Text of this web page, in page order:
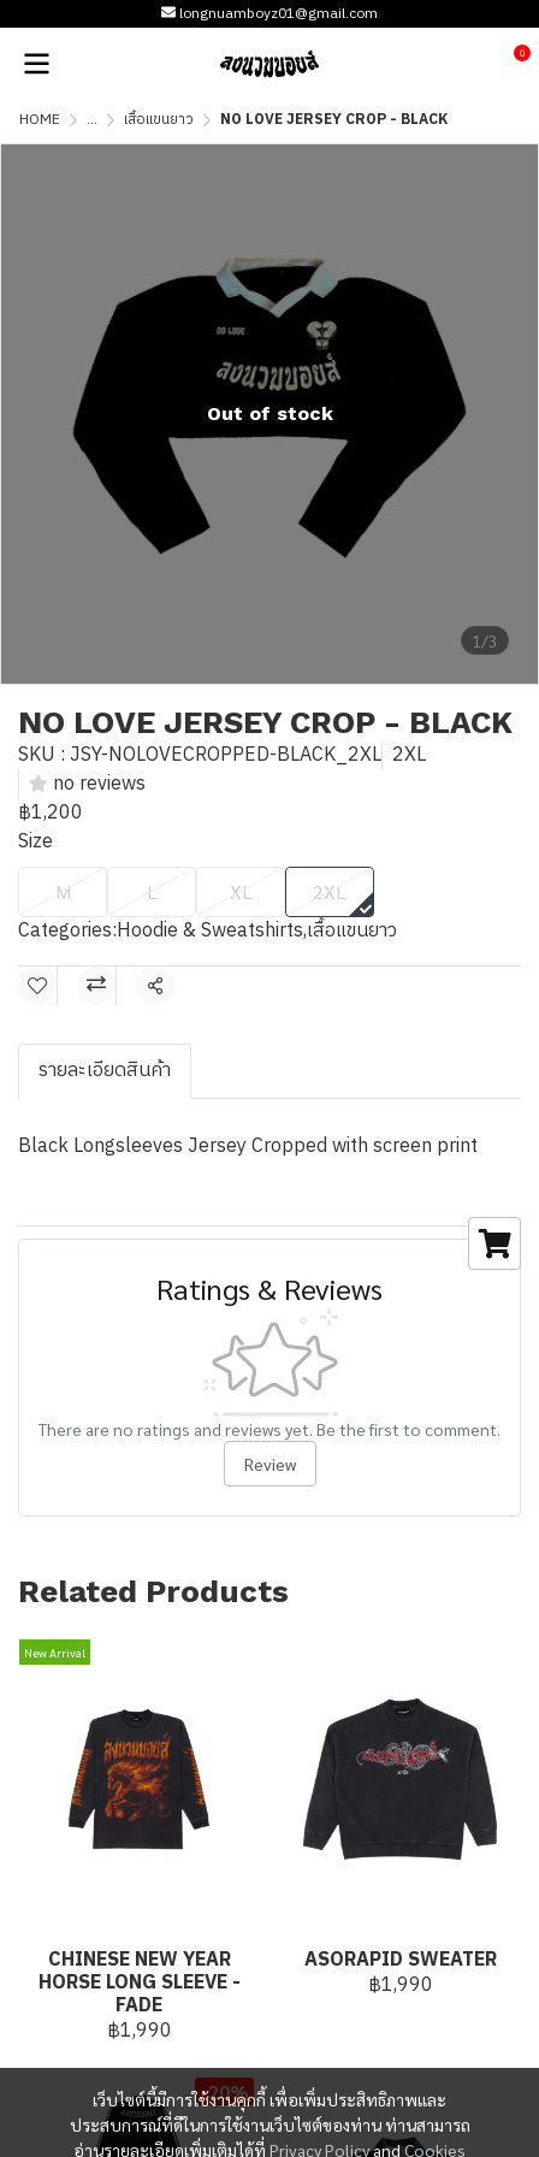
longnuamboyz01@gmail.com
0
HOME ... เสื้อแขนยาว NO LOVE JERSEY CROP - BLACK
1/3
Out of stock
NO LOVE JERSEY CROP - BLACK
SKU : JSY-NOLOVECROPPED-BLACK_2XL 2XL
no reviews
฿1,200
Size
M L XL 2XL
Categories:Hoodie & Sweatshirts,เสื้อแขนยาว
Share
รายละเอียดสินค้า
Black Longsleeves Jersey Cropped with screen print
Ratings & Reviews
There are no ratings and reviews yet. Be the first to comment.
Review
Related Products
New Arrival
CHINESE NEW YEAR
HORSE LONG SLEEVE -
FADE
฿1,990
ASORAPID SWEATER
฿1,990
-20%
เว็บไซต์นี้มีการใช้งานคุกกี้ เพื่อเพิ่มประสิทธิภาพและ
ประสบการณ์ที่ดีในการใช้งานเว็บไซต์ของท่าน ท่านสามารถ
อ่านรายละเอียดเพิ่มเติมได้ที่ Privacy PolicyandCookies